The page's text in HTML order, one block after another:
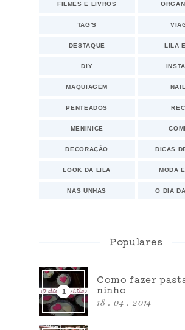
FILMES E LIVROS
TAG'S
DESTAQUE LILA
DIY
MAQUIAGEM
PENTEADOS
MENINICE
DECORAÇÃO DICAS
LOOK DA LILA MODA
NAS UNHAS O DIA
Populares
Como fazer
ninho
18 . 04 . 2014